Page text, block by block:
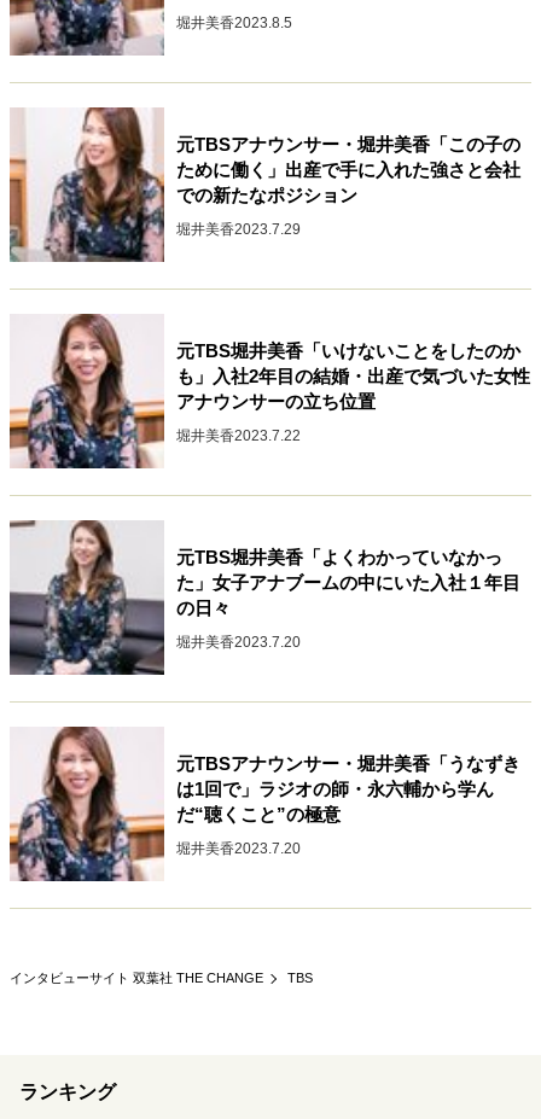
堀井美香2023.8.5
元TBSアナウンサー・堀井美香「この子の
ために働く」出産で手に入れた強さと会社
での新たなポジション
堀井美香2023.7.29
元TBS堀井美香「いけないことをしたのか
も」入社2年目の結婚・出産で気づいた女性
アナウンサーの立ち位置
堀井美香2023.7.22
元TBS堀井美香「よくわかっていなかっ
た」女子アナブームの中にいた入社１年目
の日々
堀井美香2023.7.20
元TBSアナウンサー・堀井美香「うなずき
は1回で」ラジオの師・永六輔から学ん
だ“聴くこと”の極意
堀井美香2023.7.20
インタビューサイト 双葉社 THE CHANGE TBS
ランキング